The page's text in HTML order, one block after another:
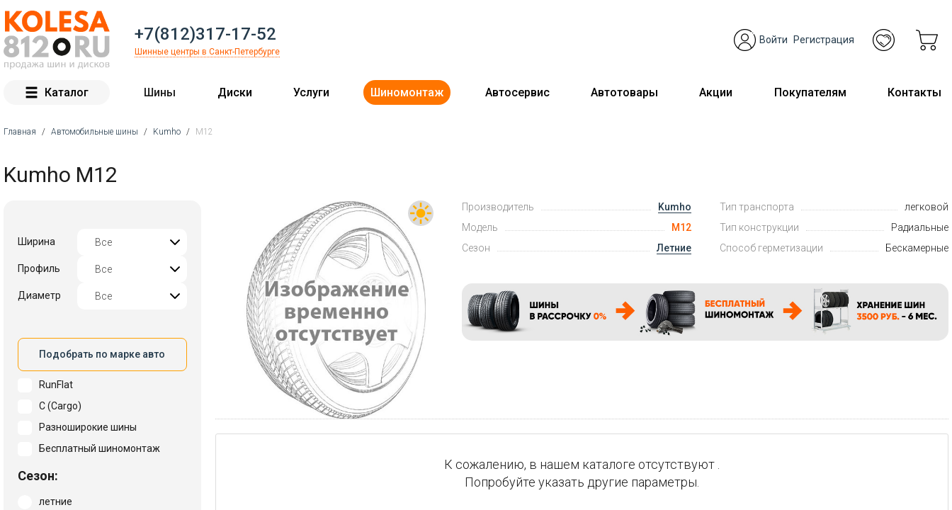
+7(812)317-17-52
Шинные центры в Санкт-Петербурге
Войти Регистрация
Каталог Шины Диски Услуги Шиномонтаж Автосервис Автотовары Акции Покупателям Контакты
Главная / Автомобильные шины / Kumho / M12
Kumho M12
Ширина
Профиль
Диаметр
Подобрать по марке авто
RunFlat
C (Cargo)
Разноширокие шины
Бесплатный шиномонтаж
Сезон:
летние
Производитель
Kumho
Модель
M12
Сезон
Летние
Тип транспорта
легковой
Тип конструкции
Радиальные
Способ герметизации
Бескамерные
К сожалению, в нашем каталоге отсутствуют .
Попробуйте указать другие параметры.